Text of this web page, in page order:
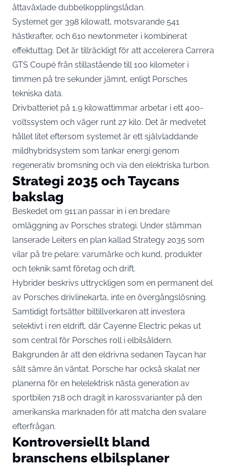
åttaväxlade dubbelkopplingslådan.
Systemet ger 398 kilowatt, motsvarande 541
hästkrafter, och 610 newtonmeter i kombinerat
effektuttag. Det är tillräckligt för att accelerera Carrera
GTS Coupé från stillastående till 100 kilometer i
timmen på tre sekunder jämnt, enligt Porsches
tekniska data.
Drivbatteriet på 1,9 kilowattimmar arbetar i ett 400-
voltssystem och väger runt 27 kilo. Det är medvetet
hållet litet eftersom systemet är ett självladdande
mildhybridsystem som tankar energi genom
regenerativ bromsning och via den elektriska turbon.
Strategi 2035 och Taycans
bakslag
Beskedet om 911:an passar in i en bredare
omläggning av Porsches strategi. Under stämman
lanserade Leiters en plan kallad Strategy 2035 som
vilar på tre pelare: varumärke och kund, produkter
och teknik samt företag och drift.
Hybrider beskrivs uttryckligen som en permanent del
av Porsches drivlinekarta, inte en övergångslösning.
Samtidigt fortsätter biltillverkaren att investera
selektivt i ren eldrift, där Cayenne Electric pekas ut
som central för Porsches roll i elbilsåldern.
Bakgrunden är att den eldrivna sedanen Taycan har
sålt sämre än väntat. Porsche har också skalat ner
planerna för en helelektrisk nästa generation av
sportbilen 718 och dragit in karossvarianter på den
amerikanska marknaden för att matcha den svalare
efterfrågan.
Kontroversiellt bland
branschens elbilsplaner